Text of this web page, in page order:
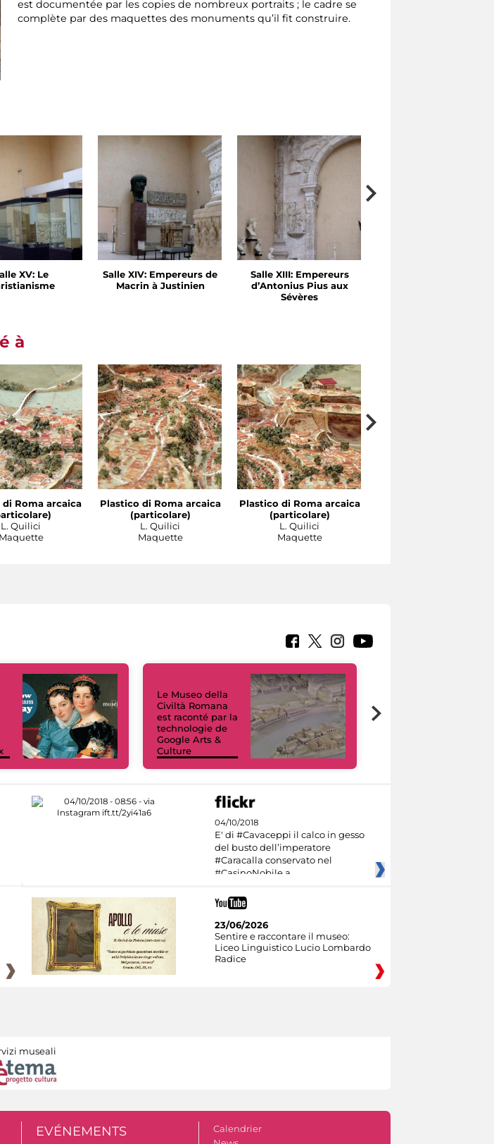
est documentée par les copies de nombreux portraits ; le cadre se
complète par des maquettes des monuments qu’il fit construire.
XV: Le
Salle XIV: Empereurs de
Macrin à Justinien
Salle XIII: Empereurs
d’Antonius Pius aux
Sévères
à
Roma arcaica
L. Quilici
Maquette
Plastico di Roma arcaica
(particolare)
L. Quilici
Maquette
Plastico di Roma arcaica
(particolare)
L. Quilici
Maquette
Le Museo della
Civiltà Romana
est raconté par la
technologie de
Google Arts &
Culture
04/10/2018
E' di #Cavaceppi il calco in gesso
del busto dell’imperatore
#Caracalla conservato nel
#CasinoNobile a
23/06/2026
Sentire e raccontare il museo:
Liceo Linguistico Lucio Lombardo
Radice
museali
EVÉNEMENTS
Calendrier